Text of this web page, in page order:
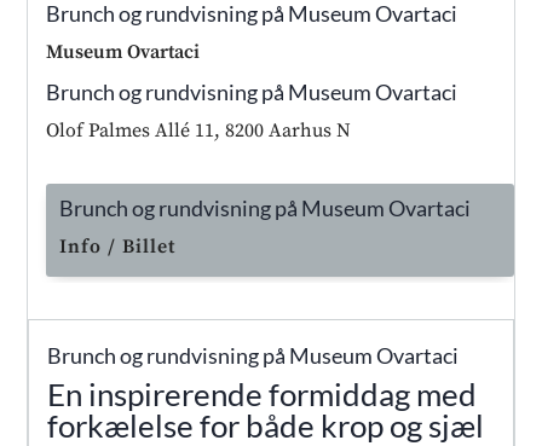
Brunch og rundvisning på Museum Ovartaci
Museum Ovartaci
Brunch og rundvisning på Museum Ovartaci
Olof Palmes Allé 11, 8200 Aarhus N
Brunch og rundvisning på Museum Ovartaci
Info / Billet
Brunch og rundvisning på Museum Ovartaci
En inspirerende formiddag med
forkælelse for både krop og sjæl